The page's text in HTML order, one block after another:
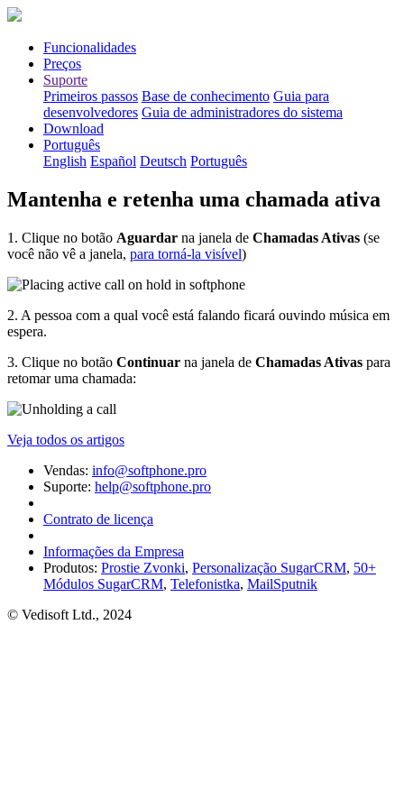
Funcionalidades
Preços
Suporte
Primeiros passos Base de conhecimento Guia para
desenvolvedores Guia de administradores do sistema
Download
Português
English Español Deutsch Português
Mantenha e retenha uma chamada ativa
1. Clique no botão Aguardar na janela de Chamadas Ativas (se
você não vê a janela, para torná-la visível)
2. A pessoa com a qual você está falando ficará ouvindo música em
espera.
3. Clique no botão Continuar na janela de Chamadas Ativas para
retomar uma chamada:
Veja todos os artigos
Vendas: info@softphone.pro
Suporte: help@softphone.pro
Contrato de licença
Informações da Empresa
Produtos: Prostie Zvonki, Personalização SugarCRM, 50+
Módulos SugarCRM, Telefonistka, MailSputnik
© Vedisoft Ltd., 2024